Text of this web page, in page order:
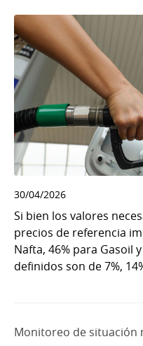
30/04/2026
Si bien los valores
precios de referencia
Nafta, 46% para Gasoil
definidos son de 7%,
Monitoreo de situación